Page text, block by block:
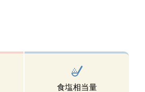
食塩相当量